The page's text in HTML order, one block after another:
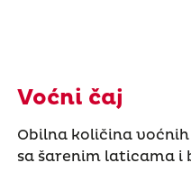
Voćni čaj
Obilna količina
sa šarenim laticama i